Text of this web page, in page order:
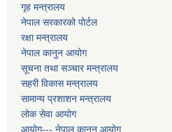
गृह मन्त्रालय
नेपाल सरकारको पोर्टल
रक्षा मन्त्रालय
नेपाल कानुन आयोग
सूचना तथा सञ्चार मन्त्रालय
सहरी विकास मन्त्रालय
सामान्य प्रशाशन मन्त्रालय
लोक सेवा आयोग
आयोग--- नेपाल कानुन आयोग